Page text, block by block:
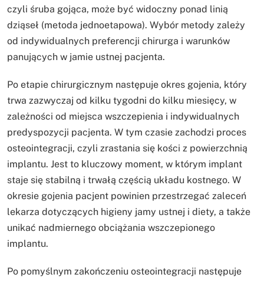
czyli śruba gojąca, może być widoczny ponad linią
dziąseł (metoda jednoetapowa). Wybór metody zależy
od indywidualnych preferencji chirurga i warunków
panujących w jamie ustnej pacjenta.
Po etapie chirurgicznym następuje okres gojenia, który
trwa zazwyczaj od kilku tygodni do kilku miesięcy, w
zależności od miejsca wszczepienia i indywidualnych
predyspozycji pacjenta. W tym czasie zachodzi proces
osteointegracji, czyli zrastania się kości z powierzchnią
implantu. Jest to kluczowy moment, w którym implant
staje się stabilną i trwałą częścią układu kostnego. W
okresie gojenia pacjent powinien przestrzegać zaleceń
lekarza dotyczących higieny jamy ustnej i diety, a także
unikać nadmiernego obciążania wszczepionego
implantu.
Po pomyślnym zakończeniu osteointegracji następuje